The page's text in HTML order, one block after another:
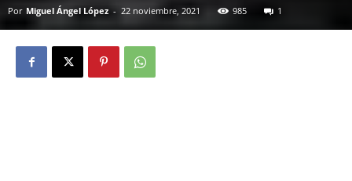
Por Miguel Ángel López - 22 noviembre, 2021 985 1